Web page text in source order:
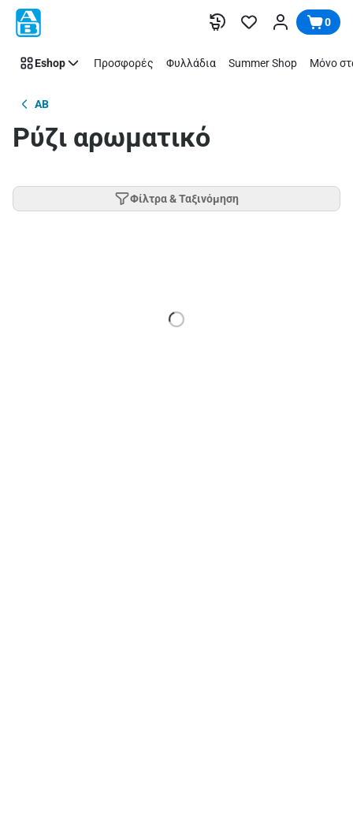
Παράλειψη 0
Eshop Προσφορές Φυλλάδια Summer Shop Μόνο
AB
Ρύζι αρωματικό
Φίλτρα & Ταξινόμηση